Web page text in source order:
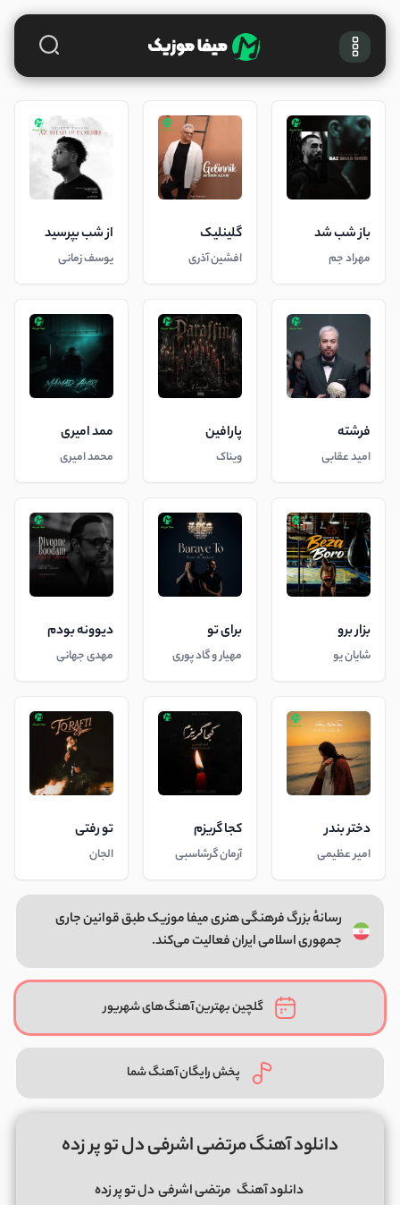
باز شب شد
مهراد جم
گلینلیک
افشین آذری
از شب بپرسید
یوسف زمانی
فرشته
امید عقابی
پارافین
ویناک
ممد امیری
محمد امیری
بزار برو
شایان یو
برای تو
مهیار و گاد پوری
دیوونه بودم
مهدی جهانی
دختر بندر
امیر عظیمی
کجا گریزم
آرمان گرشاسبی
تو رفتی
الجان
رسانهٔ بزرگ فرهنگی هنری میفا موزیک طبق قوانین جاری
جمهوری اسلامی ایران فعالیت می‌کند.
گلچین بهترین آهنگ‌های شهریور
پخش رایگان آهنگ شما
دانلود آهنگ مرتضی اشرفی دل تو پر زده
دانلود آهنگ مرتضی اشرفیدل تو پر زده